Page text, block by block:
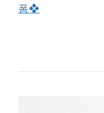
폼❖